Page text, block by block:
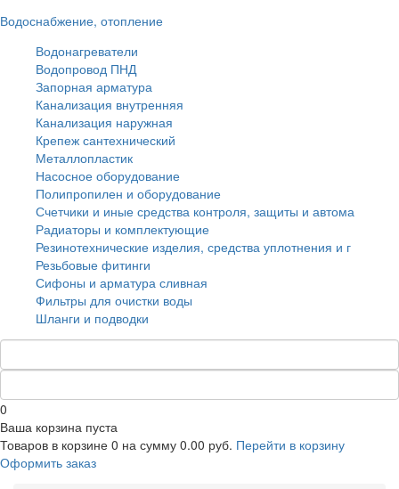
Водоснабжение, отопление
Водонагреватели
Водопровод ПНД
Запорная арматура
Канализация внутренняя
Канализация наружная
Крепеж сантехнический
Металлопластик
Насосное оборудование
Полипропилен и оборудование
Счетчики и иные средства контроля, защиты и автома
Радиаторы и комплектующие
Резинотехнические изделия, средства уплотнения и г
Резьбовые фитинги
Сифоны и арматура сливная
Фильтры для очистки воды
Шланги и подводки
0
Ваша корзина пуста
Товаров в корзине 0 на сумму 0.00 руб. Перейти в корзину
Оформить заказ